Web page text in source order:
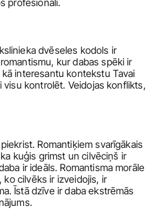
profesionāli.
dvēseles kodols ir
kur dabas spēki ir
interesantu kontekstu Tavai
visu kontrolēt. Veidojas konflikts,
Romantiķiem svarīgākais
kuģis grimst un cilvēciņš ir
ir ideāls. Romantisma morāle
ko cilvēks ir izveidojis, ir
Īstā dzīve ir daba ekstrēmās